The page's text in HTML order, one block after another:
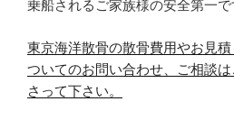
乗船されるご家族様の安全第一で
東京海洋散骨の散骨費用やお見
ついてのお問い合わせ、ご相談
さって下さい。